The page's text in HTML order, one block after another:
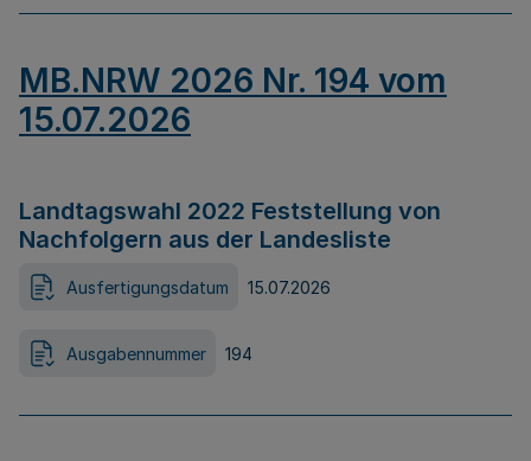
MB.NRW 2026 Nr. 194 vom
15.07.2026
Landtagswahl 2022 Feststellung von
Nachfolgern aus der Landesliste
Ausfertigungsdatum 15.07.2026
Ausgabennummer 194